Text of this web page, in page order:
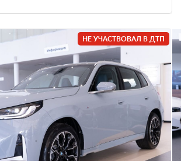
НЕ УЧАСТВОВАЛ В ДТП